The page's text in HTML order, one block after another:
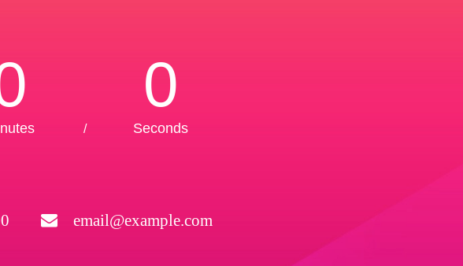
/
0
Seconds
email@example.com